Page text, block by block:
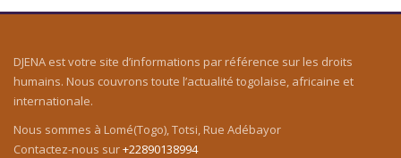
DJENA est votre site d’informations par référence sur les droits
humains. Nous couvrons toute l’actualité togolaise, africaine et
internationale.
Nous sommes à Lomé(Togo), Totsi, Rue Adébayor
Contactez-nous sur+22890138994